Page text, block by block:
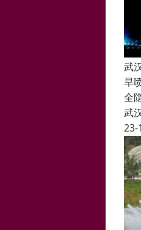
武
旱
全
武
23-